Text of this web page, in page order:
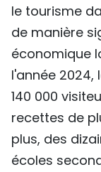
le tourisme
de manière
économique
l'année
140 000
recettes de
plus, des
écoles